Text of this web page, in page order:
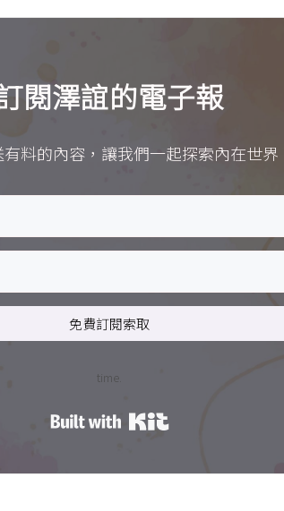
閱澤誼的電子報
料的內容，讓我們一起探索內在世界
免費訂閱索取
time.
Built with Kit